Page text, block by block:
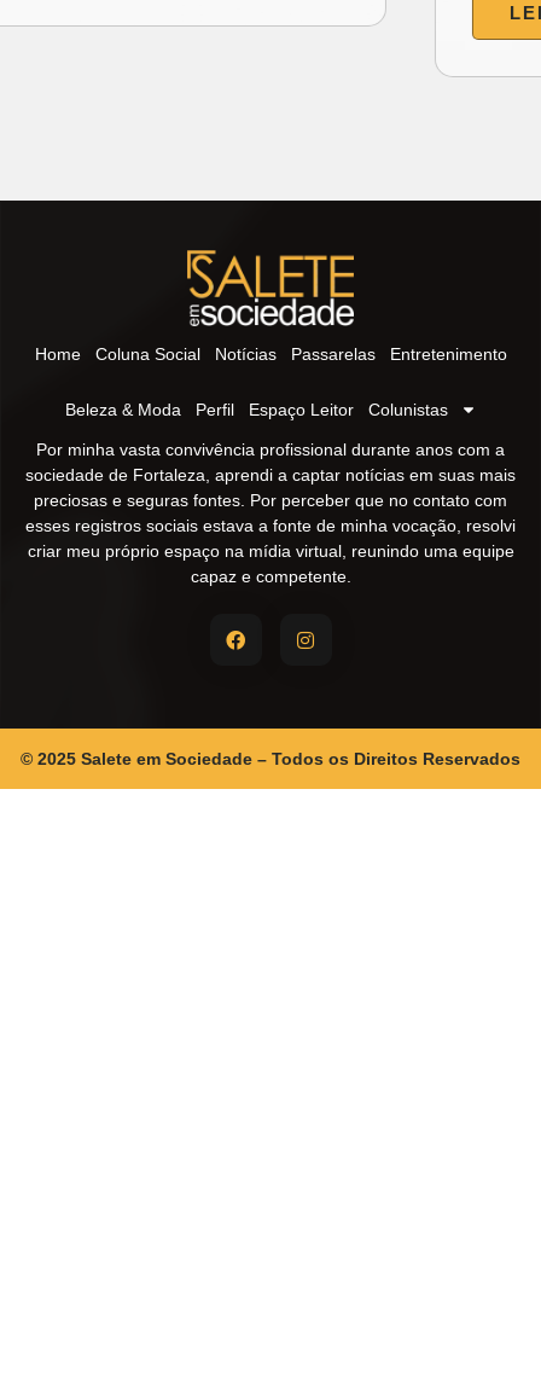
Home Coluna Social Notícias Passarelas Entretenimento
Beleza & Moda Perfil Espaço Leitor Colunistas
Por minha vasta convivência profissional durante anos com a
sociedade de Fortaleza, aprendi a captar notícias em suas mais
preciosas e seguras fontes. Por perceber que no contato com
esses registros sociais estava a fonte de minha vocação, resolvi
criar meu próprio espaço na mídia virtual, reunindo uma equipe
capaz e competente.
© 2025 Salete em Sociedade – Todos os Direitos Reservados